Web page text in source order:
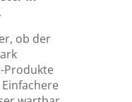
ob der
Produkte